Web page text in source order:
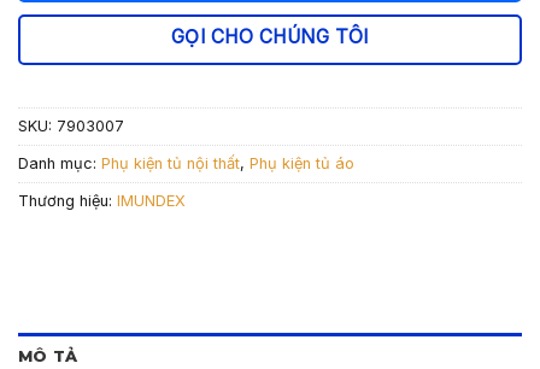
1.155.000 ₫.
là:
808.500 ₫.
GỌI CHO CHÚNG TÔI
SKU: 7903007
Danh mục: Phụ kiện tủ nội thất, Phụ kiện tủ áo
Thương hiệu: IMUNDEX
MÔ TẢ